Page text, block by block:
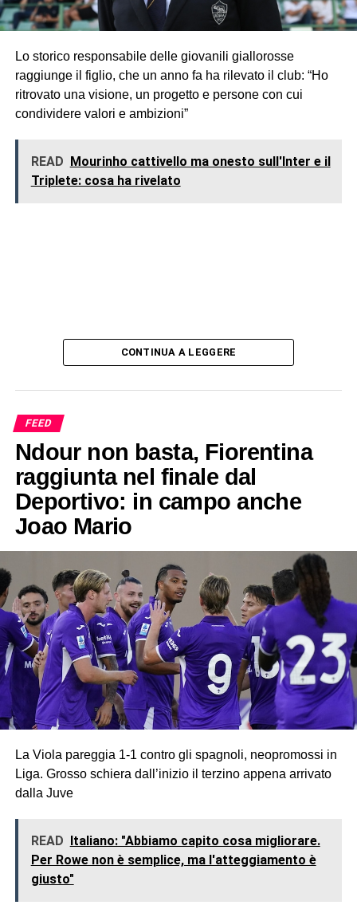
Lo storico responsabile delle giovanili giallorosse
raggiunge il figlio, che un anno fa ha rilevato il club: “Ho
ritrovato una visione, un progetto e persone con cui
condividere valori e ambizioni”
READ Mourinho cattivello ma onesto sull'Inter e il
Triplete: cosa ha rivelato
CONTINUA A LEGGERE
FEED
Ndour non basta, Fiorentina
raggiunta nel finale dal
Deportivo: in campo anche
Joao Mario
La Viola pareggia 1-1 contro gli spagnoli, neopromossi in
Liga. Grosso schiera dall’inizio il terzino appena arrivato
dalla Juve
READ
Italiano: "Abbiamo capito cosa migliorare.
Per Rowe non è semplice, ma l'atteggiamento è
giusto"